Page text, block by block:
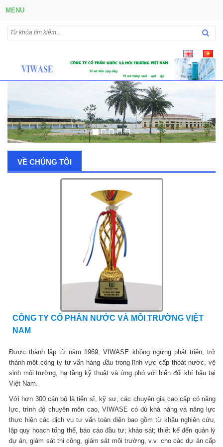
MENU
VỀ CHÚNG TÔI
CÔNG TY CỔ PHẦN NƯỚC VÀ MÔI TRƯỜNG VIỆT
NAM
Được thành lập từ năm 1969, VIWASE không ngừng phát triển, trở
thành một công ty tư vấn hàng đầu trong lĩnh vực cấp thoát nước, vệ
sinh môi trường, hạ tầng kỹ thuật và ứng phó với biến đổi khí hậu tại
Việt Nam.
Với hơn 300 cán bộ là tiến sĩ, kỹ sư, các chuyên gia cao cấp có năng
lực, trình độ chuyên môn cao, VIWASE có đủ khả năng và năng lực
thực hiện các dịch vụ tư vấn toàn diện bao gồm từ khâu nghiên cứu,
lập quy hoạch tổng thể, báo cáo đầu tư; khảo sát; thiết kế đến quản lý
dự án, giám sát thi công, giám sát môi trường, v.v. cho các dự án cấp